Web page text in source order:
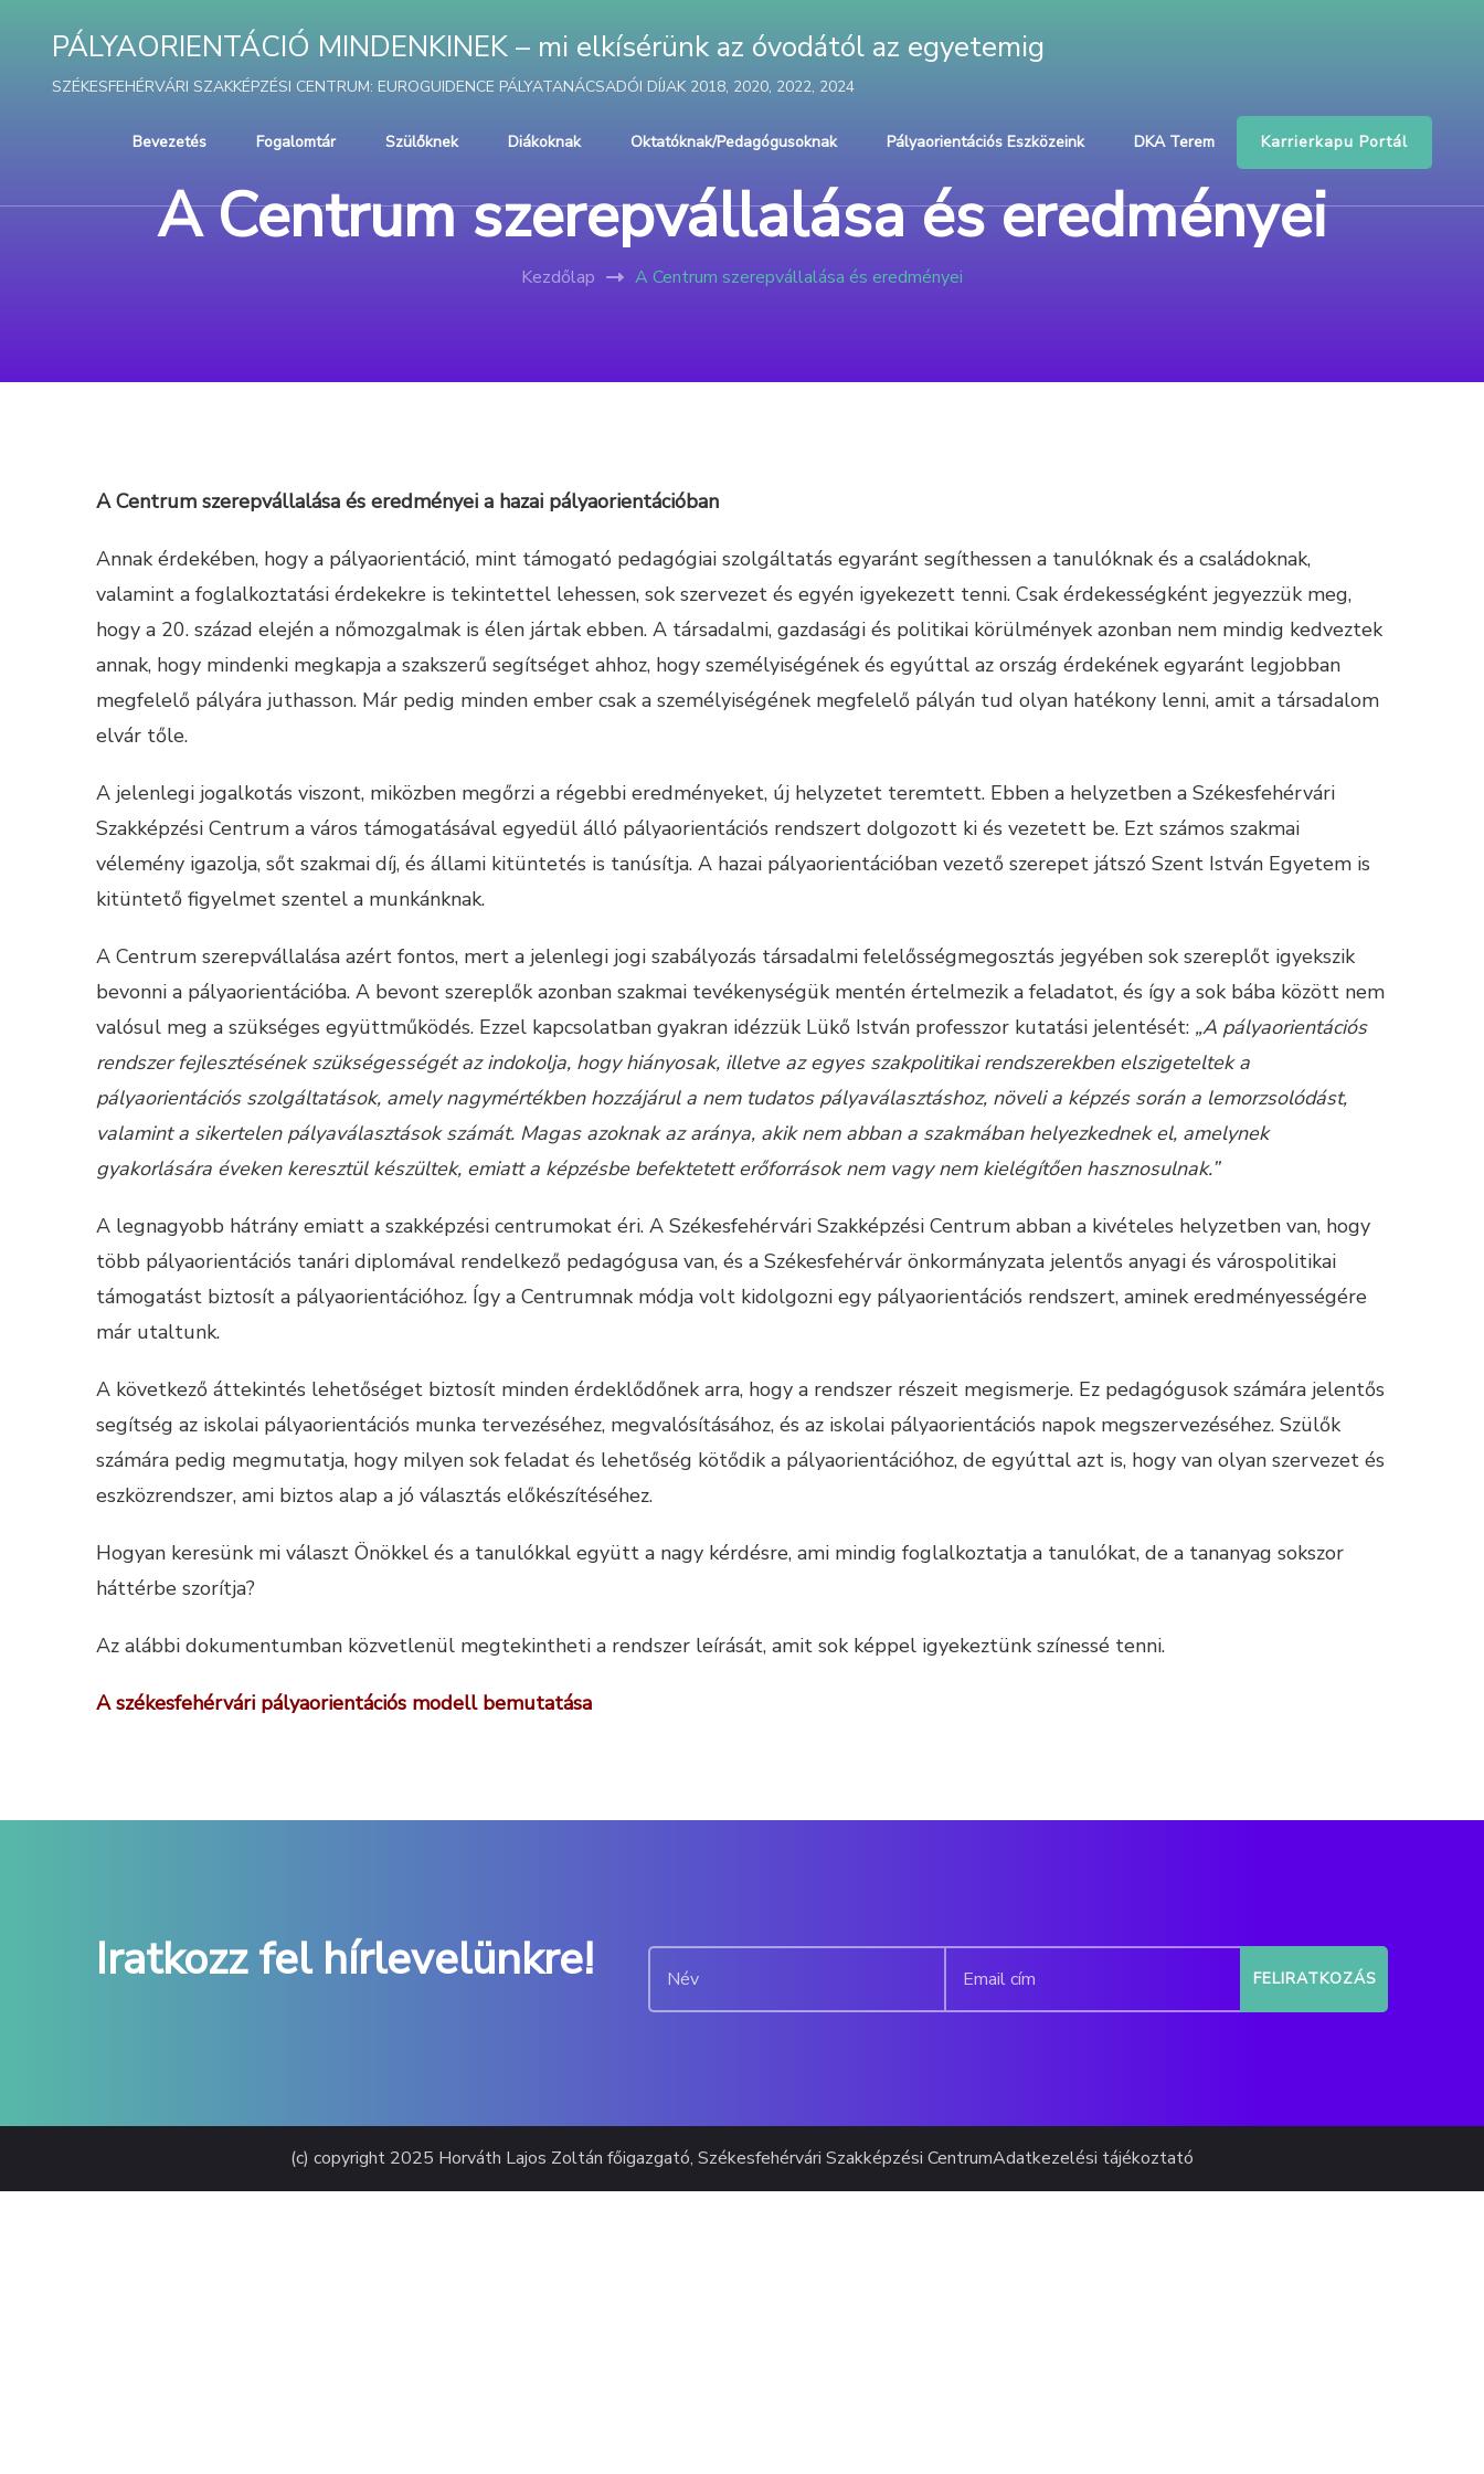
PÁLYAORIENTÁCIÓ MINDENKINEK – mi elkísérünk az óvodától az egyetemig
SZÉKESFEHÉRVÁRI SZAKKÉPZÉSI CENTRUM: EUROGUIDENCE PÁLYATANÁCSADÓI DÍJAK 2018, 2020, 2022, 2024
Bevezetés Fogalomtár Szülőknek Diákoknak Oktatóknak/Pedagógusoknak Pályaorientációs Eszközeink DKA Terem Karrierkapu Portál
A Centrum szerepvállalása és eredményei
Kezdőlap A Centrum szerepvállalása és eredményei
A Centrum szerepvállalása és eredményei a hazai pályaorientációban
Annak érdekében, hogy a pályaorientáció, mint támogató pedagógiai szolgáltatás egyaránt segíthessen a tanulóknak és a családoknak,
valamint a foglalkoztatási érdekekre is tekintettel lehessen, sok szervezet és egyén igyekezett tenni. Csak érdekességként jegyezzük meg,
hogy a 20. század elején a nőmozgalmak is élen jártak ebben. A társadalmi, gazdasági és politikai körülmények azonban nem mindig kedveztek
annak, hogy mindenki megkapja a szakszerű segítséget ahhoz, hogy személyiségének és egyúttal az ország érdekének egyaránt legjobban
megfelelő pályára juthasson. Már pedig minden ember csak a személyiségének megfelelő pályán tud olyan hatékony lenni, amit a társadalom
elvár tőle.
A jelenlegi jogalkotás viszont, miközben megőrzi a régebbi eredményeket, új helyzetet teremtett. Ebben a helyzetben a Székesfehérvári
Szakképzési Centrum a város támogatásával egyedül álló pályaorientációs rendszert dolgozott ki és vezetett be. Ezt számos szakmai
vélemény igazolja, sőt szakmai díj, és állami kitüntetés is tanúsítja. A hazai pályaorientációban vezető szerepet játszó Szent István Egyetem is
kitüntető figyelmet szentel a munkánknak.
A Centrum szerepvállalása azért fontos, mert a jelenlegi jogi szabályozás társadalmi felelősségmegosztás jegyében sok szereplőt igyekszik
bevonni a pályaorientációba. A bevont szereplők azonban szakmai tevékenységük mentén értelmezik a feladatot, és így a sok bába között nem
valósul meg a szükséges együttműködés. Ezzel kapcsolatban gyakran idézzük Lükő István professzor kutatási jelentését: „A pályaorientációs
rendszer fejlesztésének szükségességét az indokolja, hogy hiányosak, illetve az egyes szakpolitikai rendszerekben elszigeteltek a
pályaorientációs szolgáltatások, amely nagymértékben hozzájárul a nem tudatos pályaválasztáshoz, növeli a képzés során a lemorzsolódást,
valamint a sikertelen pályaválasztások számát. Magas azoknak az aránya, akik nem abban a szakmában helyezkednek el, amelynek
gyakorlására éveken keresztül készültek, emiatt a képzésbe befektetett erőforrások nem vagy nem kielégítően hasznosulnak.”
A legnagyobb hátrány emiatt a szakképzési centrumokat éri. A Székesfehérvári Szakképzési Centrum abban a kivételes helyzetben van, hogy
több pályaorientációs tanári diplomával rendelkező pedagógusa van, és a Székesfehérvár önkormányzata jelentős anyagi és várospolitikai
támogatást biztosít a pályaorientációhoz. Így a Centrumnak módja volt kidolgozni egy pályaorientációs rendszert, aminek eredményességére
már utaltunk.
A következő áttekintés lehetőséget biztosít minden érdeklődőnek arra, hogy a rendszer részeit megismerje. Ez pedagógusok számára jelentős
segítség az iskolai pályaorientációs munka tervezéséhez, megvalósításához, és az iskolai pályaorientációs napok megszervezéséhez. Szülők
számára pedig megmutatja, hogy milyen sok feladat és lehetőség kötődik a pályaorientációhoz, de egyúttal azt is, hogy van olyan szervezet és
eszközrendszer, ami biztos alap a jó választás előkészítéséhez.
Hogyan keresünk mi választ Önökkel és a tanulókkal együtt a nagy kérdésre, ami mindig foglalkoztatja a tanulókat, de a tananyag sokszor
háttérbe szorítja?
Az alábbi dokumentumban közvetlenül megtekintheti a rendszer leírását, amit sok képpel igyekeztünk színessé tenni.
A székesfehérvári pályaorientációs modell bemutatása
Iratkozz fel hírlevelünkre!
(c) copyright 2025 Horváth Lajos Zoltán főigazgató, Székesfehérvári Szakképzési CentrumAdatkezelési tájékoztató